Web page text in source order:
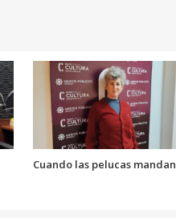
Cuando las pelucas mandan